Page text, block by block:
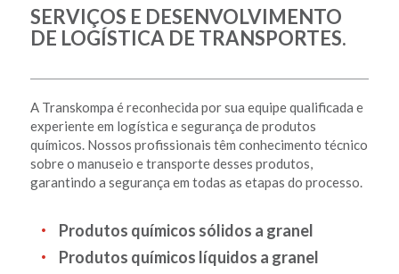
SERVIÇOS E DESENVOLVIMENTO
DE LOGÍSTICA DE TRANSPORTES.
A Transkompa é reconhecida por sua equipe qualificada e
experiente em logística e segurança de produtos
químicos. Nossos profissionais têm conhecimento técnico
sobre o manuseio e transporte desses produtos,
garantindo a segurança em todas as etapas do processo.
Produtos químicos sólidos a granel
Produtos químicos líquidos a granel